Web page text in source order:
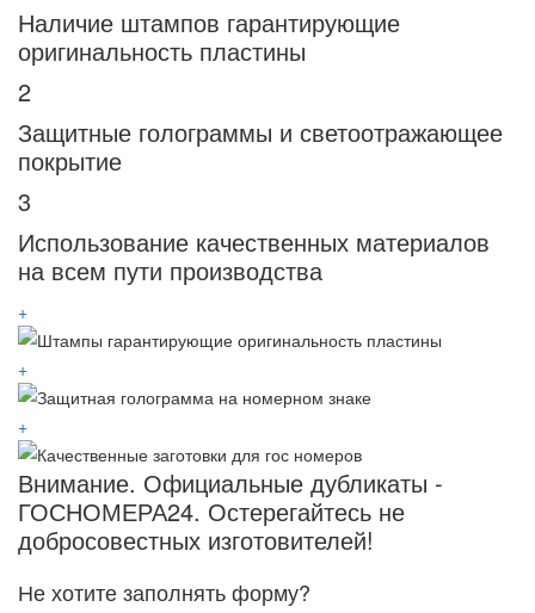
Наличие штампов гарантирующие
оригинальность пластины
2
Защитные голограммы и светоотражающее
покрытие
3
Использование качественных материалов
на всем пути производства
+
+
+
Внимание. Официальные дубликаты -
ГОСНОМЕРА24. Остерегайтесь не
добросовестных изготовителей!
Не хотите заполнять форму?